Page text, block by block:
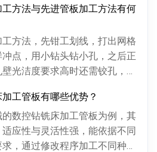
装与设备性能。板...
方法与先进管板加工方法有何
方法，先钳工划线，打出网格
点，用小钻头钻小孔，之后正
光洁度要求高时还需铰孔，最
动强度大、效率低...
工管板有哪些优势？
数控钻铣床加工管板为例，其
应性与灵活性强，能依据不同
，通过修改程序加工不同种